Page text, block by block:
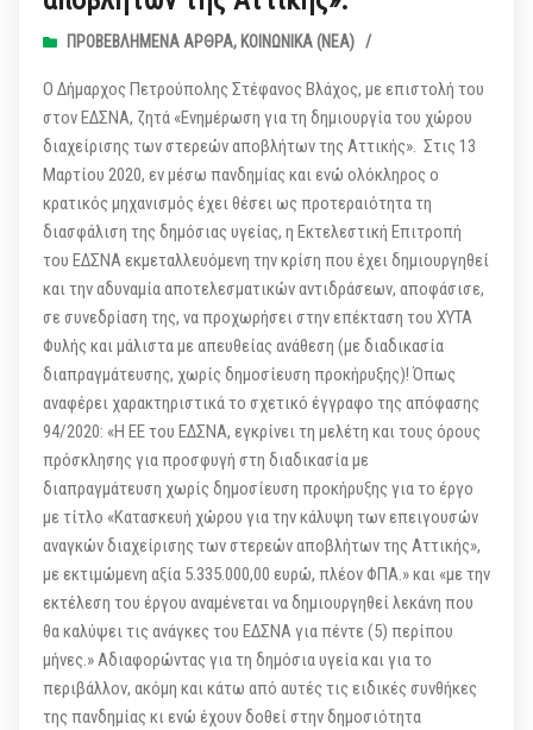
ΠΡΟΒΕΒΛΗΜΈΝΑ ΆΡΘΡΑ, ΚΟΙΝΩΝΙΚΆ (ΝΕΑ) /
Ο Δήμαρχος Πετρούπολης Στέφανος Βλάχος, με επιστολή του
στον ΕΔΣΝΑ, ζητά «Ενημέρωση για τη δημιουργία του χώρου
διαχείρισης των στερεών αποβλήτων της Αττικής». Στις 13
Μαρτίου 2020, εν μέσω πανδημίας και ενώ ολόκληρος ο
κρατικός μηχανισμός έχει θέσει ως προτεραιότητα τη
διασφάλιση της δημόσιας υγείας, η Εκτελεστική Επιτροπή
του ΕΔΣΝΑ εκμεταλλευόμενη την κρίση που έχει δημιουργηθεί
και την αδυναμία αποτελεσματικών αντιδράσεων, αποφάσισε,
σε συνεδρίαση της, να προχωρήσει στην επέκταση του ΧΥΤΑ
Φυλής και μάλιστα με απευθείας ανάθεση (με διαδικασία
διαπραγμάτευσης, χωρίς δημοσίευση προκήρυξης)! Όπως
αναφέρει χαρακτηριστικά το σχετικό έγγραφο της απόφασης
94/2020: «Η ΕΕ του ΕΔΣΝΑ, εγκρίνει τη μελέτη και τους όρους
πρόσκλησης για προσφυγή στη διαδικασία με
διαπραγμάτευση χωρίς δημοσίευση προκήρυξης για το έργο
με τίτλο «Κατασκευή χώρου για την κάλυψη των επειγουσών
αναγκών διαχείρισης των στερεών αποβλήτων της Αττικής»,
με εκτιμώμενη αξία 5.335.000,00 ευρώ, πλέον ΦΠΑ.» και «με την
εκτέλεση του έργου αναμένεται να δημιουργηθεί λεκάνη που
θα καλύψει τις ανάγκες του ΕΔΣΝΑ για πέντε (5) περίπου
μήνες.» Αδιαφορώντας για τη δημόσια υγεία και για το
περιβάλλον, ακόμη και κάτω από αυτές τις ειδικές συνθήκες
της πανδημίας κι ενώ έχουν δοθεί στην δημοσιότητα